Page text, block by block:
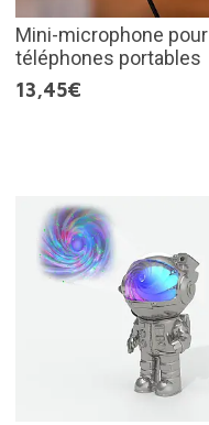
Mini-microphone pour
téléphones portables
13,45€